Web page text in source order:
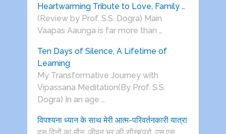
Heartwarming Tribute to Love, Family …
(Review by Prof. S.S. Dogra) Main
Vaapas Aaunga is far more than …
Ten Days of Silence, A Lifetime of
Learning
My Transformative Journey with
Vipassana Meditation(By Prof. S.S.
Dogra) In an age …
विपश्यना ध्यान के साथ मेरी आत्म-परिवर्तनकारी यात्रा